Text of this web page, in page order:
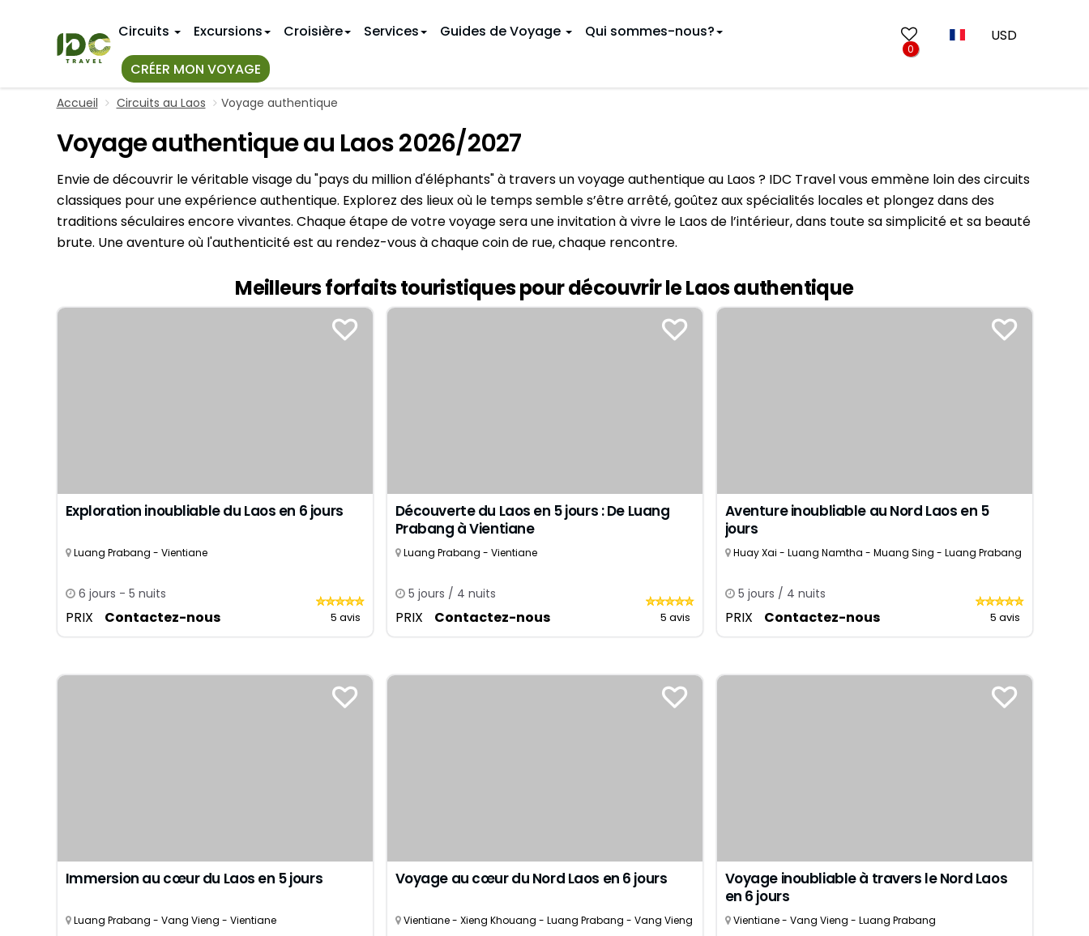
Circuits
Voyage en famille
Circuits au départ de Vientiane
CIRCUITS LAOS PAR MOIS
Janvier Février
Juillet
Août
Septembre
Octobre
Novembre Décembre
CIRCUITS LAOS PAR DURÉE
Excursions Croisière Services
Au Vietnam
Au Cambodge
Au Myanmar
En Thaïlande
Au Laos
Hanoï
Hue
Danang
(Saïgon)
Guides de Voyage
Premier voyage au Vietnam
11 jours au Vietnam
12 jours au Vietnam
13 jours au Vietnam
14 jours au Vietnam
16 jours au Vietnam
17 jours au Vietnam
18 jours au Vietnam
19 jours au Vietnam
20 jours au Vietnam
3 semaines au Vietnam
VIETNAM GUIDE DE VOYAGE
Hanoi Baie d'Halong
Ninh Binh
Mai Chau
Nha Trang
Phong Nha Ke Bang Phu Quoc
Qui sommes-nous?
CRÉER MON VOYAGE
0
USD
Accueil Circuits au Laos Voyage authentique
Voyage authentique au Laos 2026/2027
Envie de découvrir le véritable visage du "pays du million d'éléphants" à travers un voyage authentique au Laos ? IDC Travel vous emmène loin des circuits
classiques pour une expérience authentique. Explorez des lieux où le temps semble s’être arrêté, goûtez aux spécialités locales et plongez dans des
traditions séculaires encore vivantes. Chaque étape de votre voyage sera une invitation à vivre le Laos de l’intérieur, dans toute sa simplicité et sa beauté
brute. Une aventure où l'authenticité est au rendez-vous à chaque coin de rue, chaque rencontre.
Meilleurs forfaits touristiques pour découvrir le Laos authentique
Exploration inoubliable du Laos en 6 jours
Luang Prabang - Vientiane
6 jours - 5 nuits
PRIX Contactez-nous 5 avis
Découverte du Laos en 5 jours : De Luang
Prabang à Vientiane
Luang Prabang - Vientiane
5 jours / 4 nuits
PRIX Contactez-nous 5 avis
Aventure inoubliable au Nord Laos en 5
jours
Huay Xai - Luang Namtha - Muang Sing - Luang Prabang
5 jours / 4 nuits
PRIX Contactez-nous 5 avis
Immersion au cœur du Laos en 5 jours
Luang Prabang - Vang Vieng - Vientiane
Voyage au cœur du Nord Laos en 6 jours
Vientiane - Xieng Khouang - Luang Prabang - Vang Vieng
Voyage inoubliable à travers le Nord Laos
en 6 jours
Vientiane - Vang Vieng - Luang Prabang